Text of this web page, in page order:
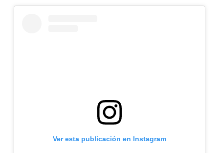
Ver esta publicación en Instagram